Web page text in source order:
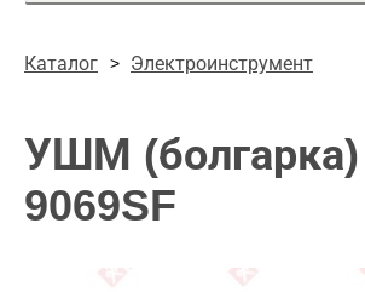
Каталог Электроинструмент
УШМ
9069SF